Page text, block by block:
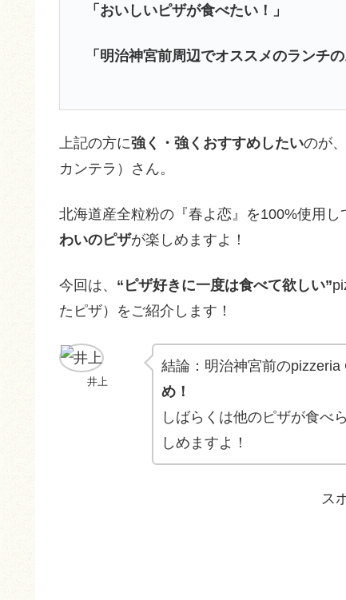
「おいしいピザが食べたい！」
「明治神宮前周辺でオススメのランチ
上記の方に強く・強くおすすめしたいのが
カンテラ）さん。
北海道産全粒粉の『春よ恋』を100%使用し
わいのピザが楽しめますよ！
今回は、 “ピザ好きに一度は食べて欲しい”
たピザ）をご紹介します！
井上
結論：明治神宮前のpizzeria
め！
しばらくは他のピザが食べ
しめますよ！
ス